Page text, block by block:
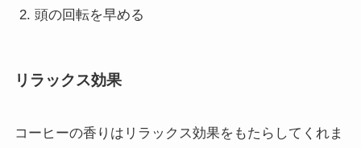
頭の回転を早める
リラックス効果
コーヒーの香りはリラックス効果をもたらしてくれま